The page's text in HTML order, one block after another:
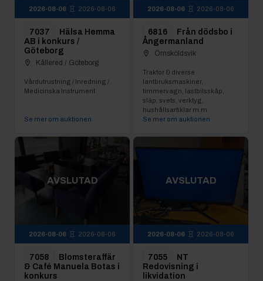
2026-08-06 2026-08-06
7037
Hälsa Hemma
AB i konkurs /
Göteborg
Kållered / Göteborg
Vårdutrustning / Inredning /
Medicinska Instrument
Se mer om auktionen
2026-08-06 2026-08-06
6816
Från dödsbo i
Ångermanland
Örnsköldsvik
Traktor & diverse
lantbruksmaskiner,
timmervagn, lastbilsskåp,
släp, svets, verktyg,
hushållsartiklar m.m.
Se mer om auktionen
AVSLUTAD
2026-08-06 2026-08-06
7058
Blomsteraffär
& Café Manuela Botas i
konkurs
AVSLUTAD
2026-08-06 2026-08-06
7055
NT
Redovisning i
likvidation